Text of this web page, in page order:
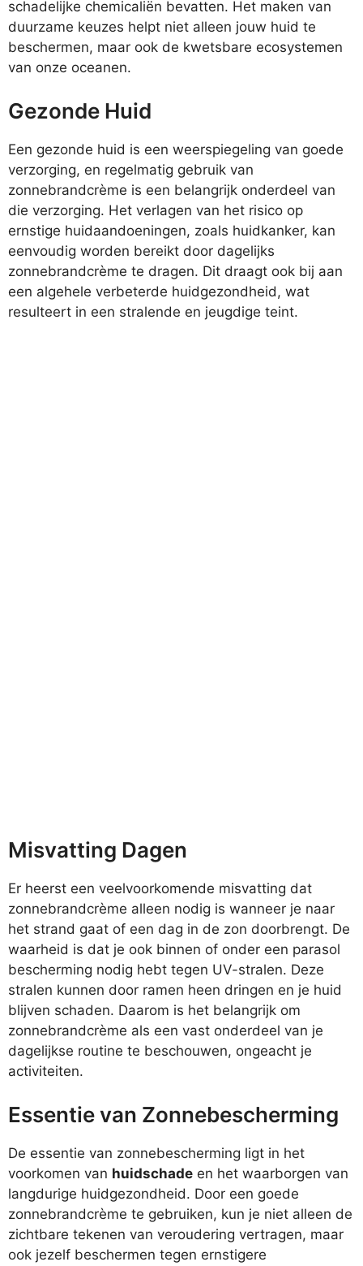
schadelijke chemicaliën bevatten. Het maken van
duurzame keuzes helpt niet alleen jouw huid te
beschermen, maar ook de kwetsbare ecosystemen
van onze oceanen.
Gezonde Huid
Een gezonde huid is een weerspiegeling van goede
verzorging, en regelmatig gebruik van
zonnebrandcrème is een belangrijk onderdeel van
die verzorging. Het verlagen van het risico op
ernstige huidaandoeningen, zoals huidkanker, kan
eenvoudig worden bereikt door dagelijks
zonnebrandcrème te dragen. Dit draagt ook bij aan
een algehele verbeterde huidgezondheid, wat
resulteert in een stralende en jeugdige teint.
Misvatting Dagen
Er heerst een veelvoorkomende misvatting dat
zonnebrandcrème alleen nodig is wanneer je naar
het strand gaat of een dag in de zon doorbrengt. De
waarheid is dat je ook binnen of onder een parasol
bescherming nodig hebt tegen UV-stralen. Deze
stralen kunnen door ramen heen dringen en je huid
blijven schaden. Daarom is het belangrijk om
zonnebrandcrème als een vast onderdeel van je
dagelijkse routine te beschouwen, ongeacht je
activiteiten.
Essentie van Zonnebescherming
De essentie van zonnebescherming ligt in het
voorkomen van huidschade en het waarborgen van
langdurige huidgezondheid. Door een goede
zonnebrandcrème te gebruiken, kun je niet alleen de
zichtbare tekenen van veroudering vertragen, maar
ook jezelf beschermen tegen ernstigere